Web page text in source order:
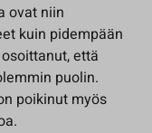
ovat niin
kuin pidempään
että
puolin.
poikinut myös